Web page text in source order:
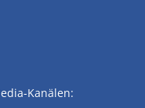
Kanälen: